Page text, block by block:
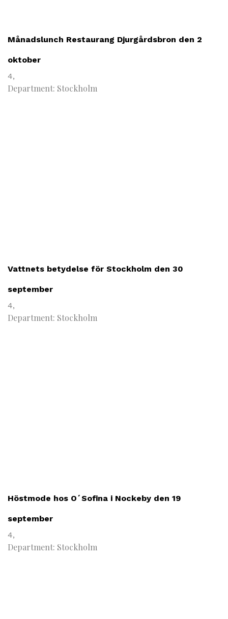
Månadslunch Restaurang Djurgårdsbron den 2
oktober
4,
Department: Stockholm
Vattnets betydelse för Stockholm den 30
september
4,
Department: Stockholm
Höstmode hos O´Sofina i Nockeby den 19
september
4,
Department: Stockholm